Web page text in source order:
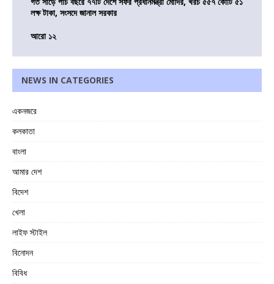
লক্ষ টাকা, সংসদে জানাল সরকার
আরো ১২
NEWS IN CATEGORIES
একনজরে
কলকাতা
বাংলা
আমার দেশ
বিদেশ
খেলা
লাইফ স্টাইল
বিনোদন
বিবিধ